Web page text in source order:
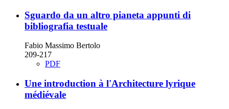
Sguardo da un altro pianeta appunti di
bibliografia testuale
Fabio Massimo Bertolo
209-217
PDF
Une introduction à l'Architecture lyrique
médiévale